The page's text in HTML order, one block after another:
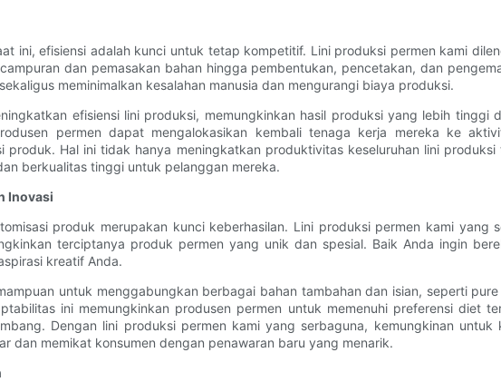
ini, efisiensi adalah kunci untuk tetap kompetitif. Lini produksi permen kami
dan pemasakan bahan hingga pembentukan, pencetakan, dan
meminimalkan kesalahan manusia dan mengurangi biaya produksi.
efisiensi lini produksi, memungkinkan hasil produksi yang lebih tinggi
permen dapat mengalokasikan kembali tenaga kerja mereka ke
produk. Hal ini tidak hanya meningkatkan produktivitas keseluruhan lini
berkualitas tinggi untuk pelanggan mereka.
Inovasi
produk merupakan kunci keberhasilan. Lini produksi permen kami yang
terciptanya produk permen yang unik dan spesial. Baik Anda ingin
kreatif Anda.
untuk menggabungkan berbagai bahan tambahan dan isian, seperti
ini memungkinkan produsen permen untuk memenuhi preferensi diet
Dengan lini produksi permen kami yang serbaguna, kemungkinan
dan memikat konsumen dengan penawaran baru yang menarik.